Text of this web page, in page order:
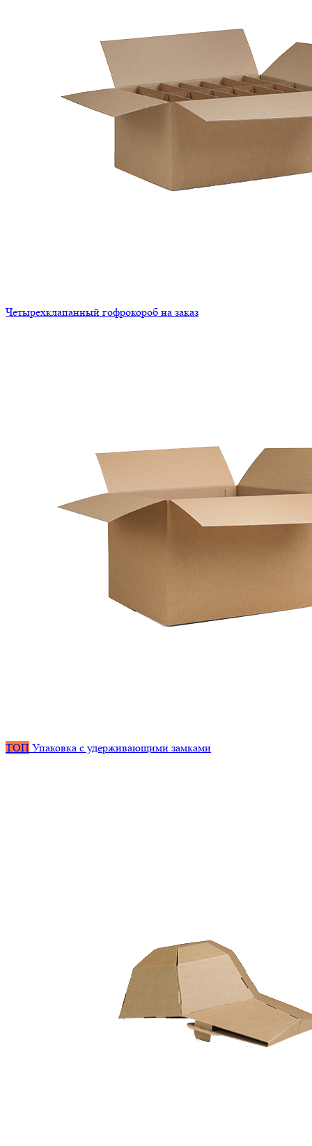
Четырехклапанный гофрокороб на заказ
ТОП Упаковка с удерживающими замками